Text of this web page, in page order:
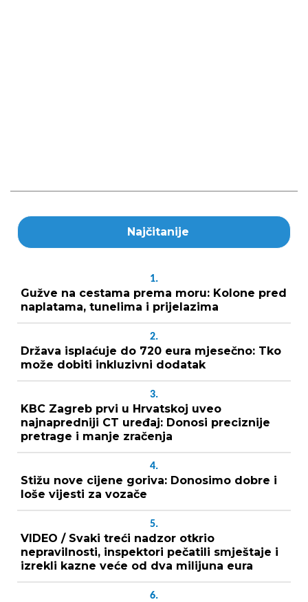
Najčitanije
1.
Gužve na cestama prema moru: Kolone pred
naplatama, tunelima i prijelazima
2.
Država isplaćuje do 720 eura mjesečno: Tko
može dobiti inkluzivni dodatak
3.
KBC Zagreb prvi u Hrvatskoj uveo
najnapredniji CT uređaj: Donosi preciznije
pretrage i manje zračenja
4.
Stižu nove cijene goriva: Donosimo dobre i
loše vijesti za vozače
5.
VIDEO / Svaki treći nadzor otkrio
nepravilnosti, inspektori pečatili smještaje i
izrekli kazne veće od dva milijuna eura
6.